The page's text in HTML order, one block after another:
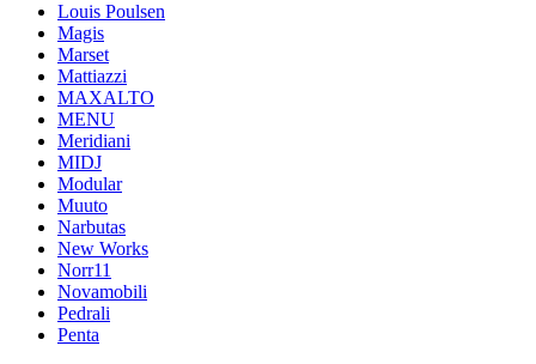
Louis Poulsen
Magis
Marset
Mattiazzi
MAXALTO
MENU
Meridiani
MIDJ
Modular
Muuto
Narbutas
New Works
Norr11
Novamobili
Pedrali
Penta